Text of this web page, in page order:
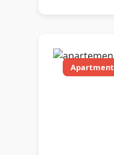
Apartment